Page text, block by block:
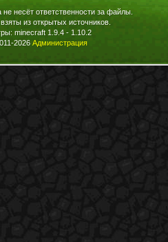
несёт ответственности за файлы.
из открытых источников.
minecraft 1.9.4 - 1.10.2
2026 Администрация